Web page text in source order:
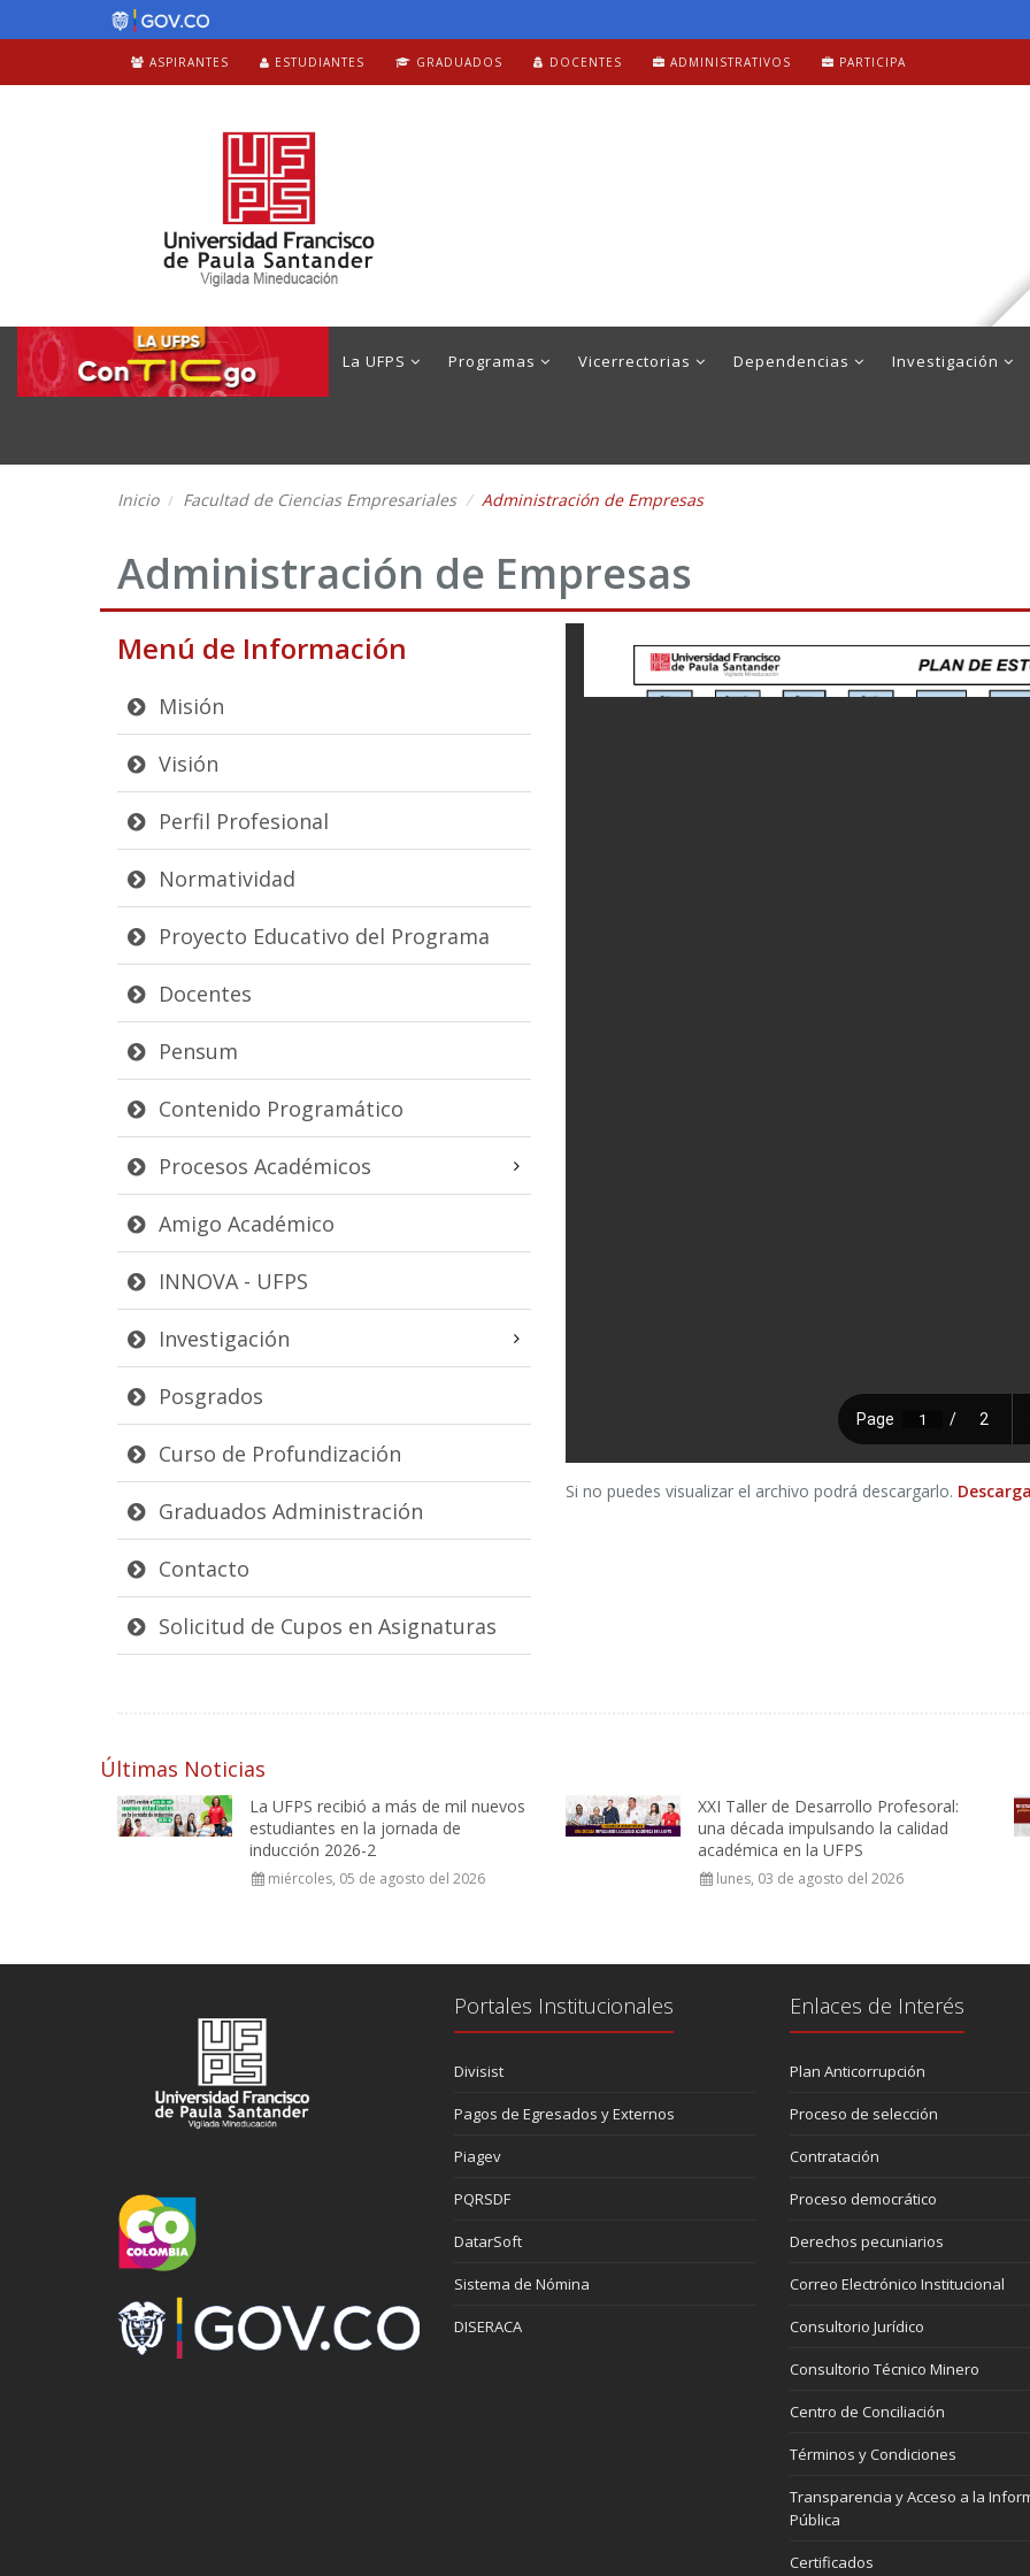
ASPIRANTES ESTUDIANTES GRADUADOS DOCENTES ADMINISTRATIVOS PARTICIPA
La UFPS Programas Vicerrectorias Dependencias Investigación
Inicio Facultad de Ciencias Empresariales Administración de Empresas
Administración de Empresas
Menú de Información
Misión
Visión
Perfil Profesional
Normatividad
Proyecto Educativo del Programa
Docentes
Pensum
Contenido Programático
Procesos Académicos
Amigo Académico
INNOVA - UFPS
Investigación
Posgrados
Curso de Profundización
Graduados Administración
Contacto
Solicitud de Cupos en Asignaturas
Si no puedes visualizar el archivo podrá descargarlo.
Últimas Noticias
La UFPS recibió a más de mil nuevos
estudiantes en la jornada de
inducción 2026-2
miércoles, 05 de agosto del 2026
XXI Taller de Desarrollo Profesoral:
una década impulsando la calidad
académica en la UFPS
lunes, 03 de agosto del 2026
Portales Institucionales
Divisist
Pagos de Egresados y Externos
Piagev
PQRSDF
DatarSoft
Sistema de Nómina
DISERACA
Enlaces de Interés
Plan Anticorrupción
Proceso de selección
Contratación
Proceso democrático
Derechos pecuniarios
Correo Electrónico Institucional
Consultorio Jurídico
Consultorio Técnico Minero
Centro de Conciliación
Términos y Condiciones
Transparencia y Acceso a la
Pública
Certificados